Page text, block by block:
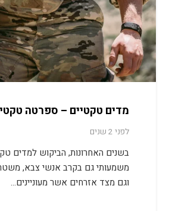
מדים טקטיים – ספרטה
לפני 2 שנים
בשנים האחרונות, הביקוש למדים
משמעותי גם בקרב אנשי צבא,
וגם מצד אזרחים אשר מעוניינים…